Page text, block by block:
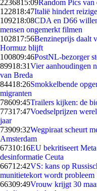
2236815:09Random Pics
122818:47Italië hindert
109218:08CDA en D66
mensen ongemerkt filmen
102817:56Benzineprijs daalt
Hormuz blijft
100809:46PostNL-bezorger
89918:31Vier aanhoudingen
van Breda
84418:26Smokkelbende
migranten
78609:45Trailers kijken: de
77317:47Voedselprijzen
jaar
73909:32Wegpiraat scheurt
Amsterdam
67310:16EU bekritiseert
desinformatie Ceuta
66712:42VS: kans op
munitietekort wordt probleem
66309:49Vrouw krijgt 30